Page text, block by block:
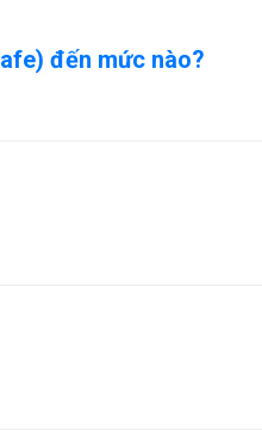
đến mức nào?